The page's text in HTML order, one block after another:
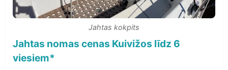
Jahtas kokpits
Jahtas nomas cenas Kuivižos līdz 6
viesiem*